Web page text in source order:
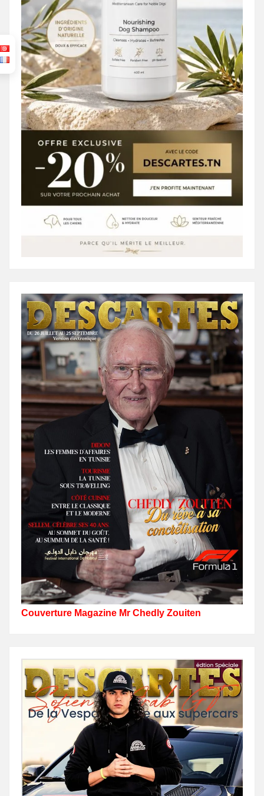
Couverture Magazine Mr Chedly Zouiten